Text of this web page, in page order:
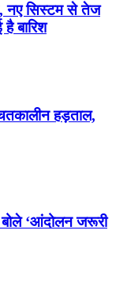
नए सिस्टम से तेज
बारिश
हड़ताल,
बोले ‘आंदोलन जरूरी